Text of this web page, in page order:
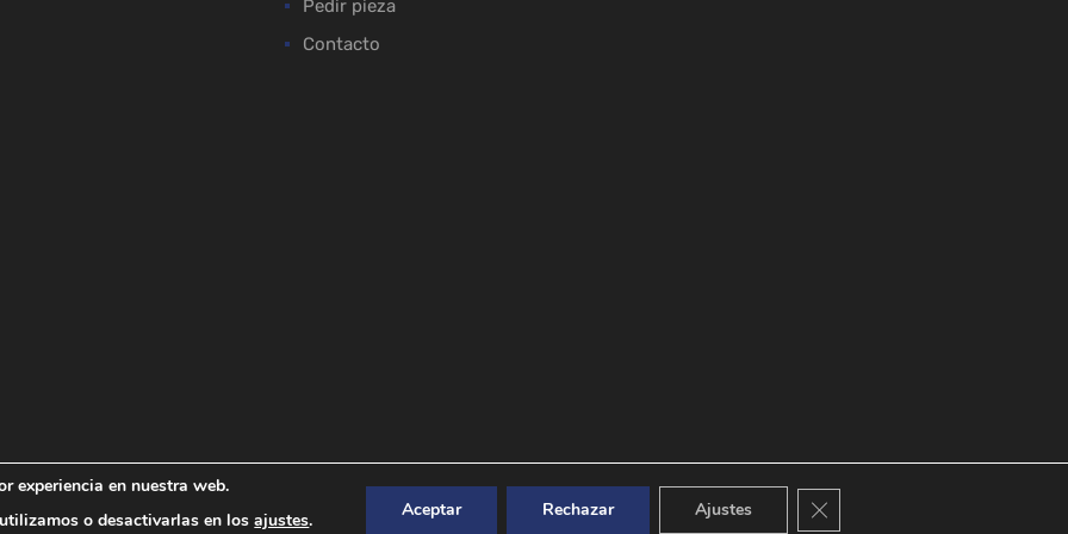
Pedir pieza
Contacto
experiencia en nuestra web.
o desactivarlas en losajustes. Aceptar Rechazar Ajustes Cerrar el banner de cookies RGPD